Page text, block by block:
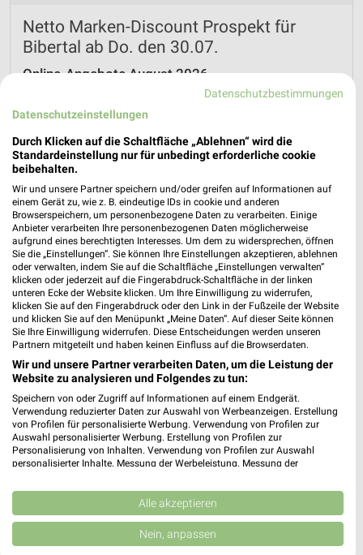
Netto Marken-Discount Prospekt für
Bibertal ab Do. den 30.07.
Online-Angebote August 2026
📅 Kalendereintrag erstellen
SPIRITUOSEN GETRÄNKE GRILLEN AKTIONEN, RABATTE &
Jetzt alle "Spirituosen" Themen entdecken!
Datenschutzbestimmungen
Datenschutzeinstellungen
Durch Klicken auf die Schaltfläche „Ablehnen“ wird die
Standardeinstellung nur für unbedingt erforderliche cookie
beibehalten.
Wir und unsere Partner speichern und/oder greifen auf Informationen auf
einem Gerät zu, wie z. B. eindeutige IDs in cookie und anderen
Browserspeichern, um personenbezogene Daten zu verarbeiten. Einige
Anbieter verarbeiten Ihre personenbezogenen Daten möglicherweise
aufgrund eines berechtigten Interesses. Um dem zu widersprechen, öffnen
Sie die „Einstellungen“. Sie können Ihre Einstellungen akzeptieren, ablehnen
oder verwalten, indem Sie auf die Schaltfläche „Einstellungen verwalten“
klicken oder jederzeit auf die Fingerabdruck-Schaltfläche in der linken
unteren Ecke der Website klicken. Um Ihre Einwilligung zu widerrufen,
klicken Sie auf den Fingerabdruck oder den Link in der Fußzeile der Website
und klicken Sie auf den Menüpunkt „Meine Daten“. Auf dieser Seite können
Sie Ihre Einwilligung widerrufen. Diese Entscheidungen werden unseren
Partnern mitgeteilt und haben keinen Einfluss auf die Browserdaten.
Wir und unsere Partner verarbeiten Daten, um die Leistung der
Website zu analysieren und Folgendes zu tun:
Speichern von oder Zugriff auf Informationen auf einem Endgerät.
Verwendung reduzierter Daten zur Auswahl von Werbeanzeigen. Erstellung
von Profilen für personalisierte Werbung. Verwendung von Profilen zur
Auswahl personalisierter Werbung. Erstellung von Profilen zur
Personalisierung von Inhalten. Verwendung von Profilen zur Auswahl
personalisierter Inhalte. Messung der Werbeleistung. Messung der
Kombinationen von Daten aus verschiedenen Quellen. Entwicklung und
Verbesserung der Angebote. Verwendung reduzierter Daten zur Auswahl
von Inhalten.
Daten können außerhalb der Europäischen Union weitergegeben und in die
USA gesendet werden.
Alle akzeptieren
Nein, anpassen